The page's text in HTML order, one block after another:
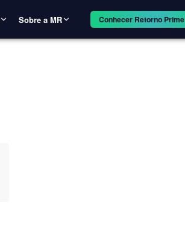
Sobre a MR Conhecer Retorno Prime